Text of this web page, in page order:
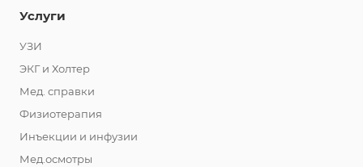
Услуги
УЗИ
ЭКГ и Холтер
Мед. справки
Физиотерапия
Инъекции и инфузии
Мед.осмотры